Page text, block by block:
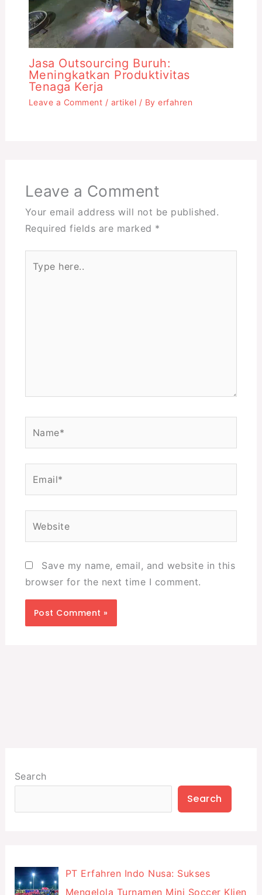
Jasa Outsourcing Buruh:
Meningkatkan Produktivitas
Tenaga Kerja
Leave a Comment / artikel / Byerfahren
Leave a Comment
Your email address will not be published.
Required fields are marked *
here..
Save my name, email, and website in this
browser for the next time I comment.
Search
Search
PT Erfahren Indo Nusa: Sukses
Mengelola Turnamen Mini Soccer Klien